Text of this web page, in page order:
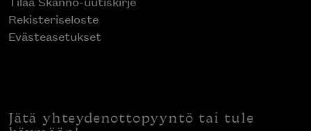
Rekisteriseloste
Evästeasetukset
Jätä yhteydenottopyyntö tai tule